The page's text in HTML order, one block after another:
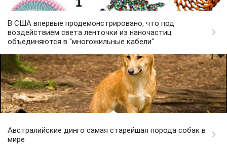
В США впервые продемонстрировано, что под
воздействием света ленточки из наночастиц
объединяются в "многожильные кабели"
Австралийские динго самая старейшая порода собак в
мире